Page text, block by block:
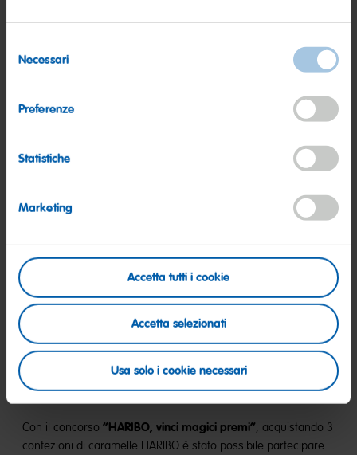
delNecessari
Preferenze
Statistiche
Marketing
Accetta tutti i cookie
Accetta selezionati
Usa solo i cookie necessari
OGNI ORA, IN PALIO
UN’ESPERIENZA
STRAORDINARIA
Con il concorso “HARIBO, vinci magici premi”, acquistando 3
confezioni di caramelle HARIBO è stato possibile partecipare